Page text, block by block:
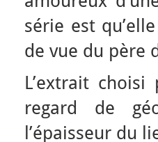
série est
de vue du père
L’extrait
regard de
l’épaisseur du